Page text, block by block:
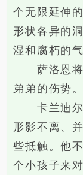
个无限延伸
形状各异的
湿和腐朽的气
萨洛恩将
弟弟的伤势。
卡兰迪尔
形影不离、
些抵触。他
个小孩子来